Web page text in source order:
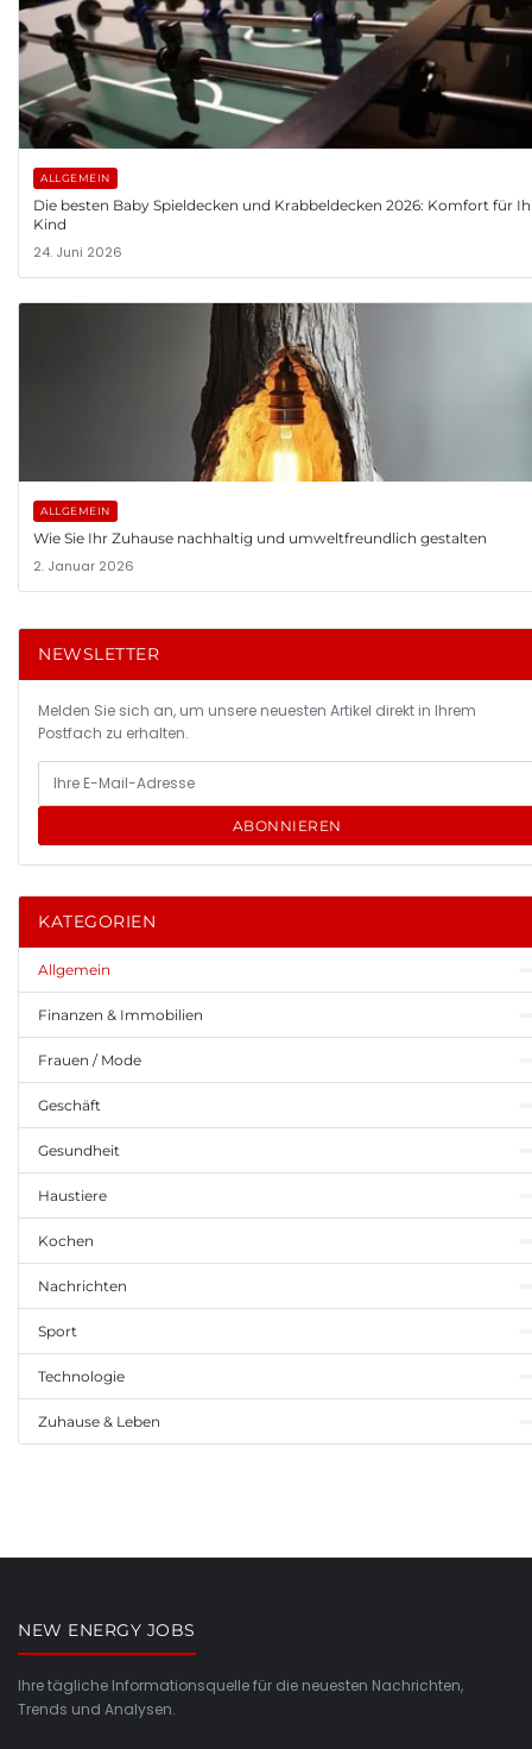
ALLGEMEIN
Die besten Baby Spieldecken und Krabbeldecken 2026: Komfort für
Kind
24. Juni 2026
ALLGEMEIN
Wie Sie Ihr Zuhause nachhaltig und umweltfreundlich gestalten
2. Januar 2026
NEWSLETTER
Melden Sie sich an, um unsere neuesten Artikel direkt in Ihrem
Postfach zu erhalten.
ABONNIEREN
KATEGORIEN
Allgemein
Finanzen & Immobilien
Frauen / Mode
Geschäft
Gesundheit
Haustiere
Kochen
Nachrichten
Sport
Technologie
Zuhause & Leben
NEW ENERGY JOBS
Ihre tägliche Informationsquelle für die neuesten Nachrichten,
Trends und Analysen.